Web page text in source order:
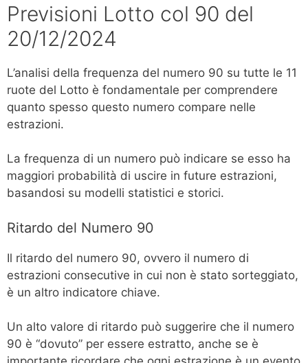
Previsioni Lotto col 90 del
20/12/2024
L’analisi della frequenza del numero 90 su tutte le 11
ruote del Lotto è fondamentale per comprendere
quanto spesso questo numero compare nelle
estrazioni.
La frequenza di un numero può indicare se esso ha
maggiori probabilità di uscire in future estrazioni,
basandosi su modelli statistici e storici.
Ritardo del Numero 90
Il ritardo del numero 90, ovvero il numero di
estrazioni consecutive in cui non è stato sorteggiato,
è un altro indicatore chiave.
Un alto valore di ritardo può suggerire che il numero
90 è “dovuto” per essere estratto, anche se è